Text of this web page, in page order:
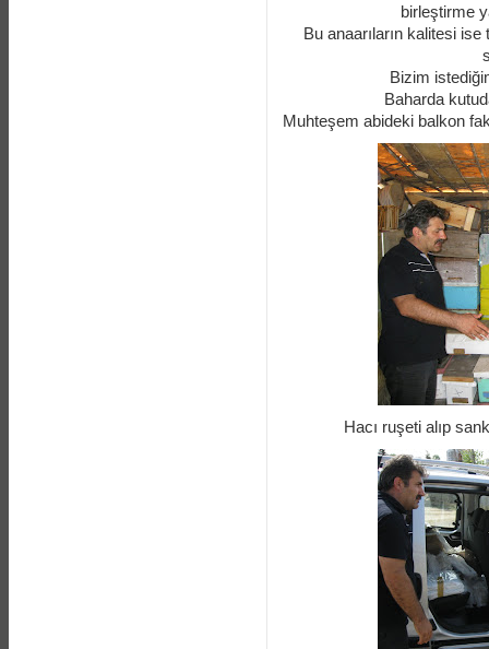
birleştirme
Bu anaarıların kalitesi ise
Bizim
Baharda
Muhteşem abideki balkon
Hacı ruşeti alıp